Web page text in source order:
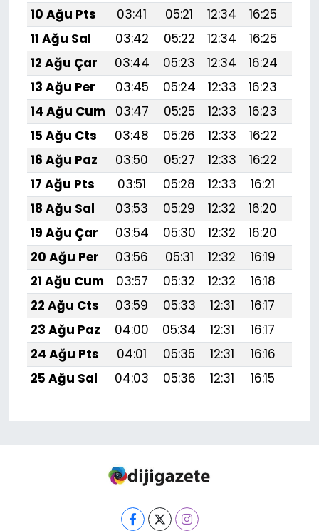
10 Ağu Pts
03:41 05:21 12:34 16:25
11 Ağu Sal
03:42 05:22 12:34 16:25
12 Ağu Çar
03:44 05:23 12:34 16:24
13 Ağu Per
03:45 05:24 12:33 16:23
14 Ağu Cum
03:47 05:25 12:33 16:23
15 Ağu Cts
03:48 05:26 12:33 16:22
16 Ağu Paz
03:50 05:27 12:33 16:22
17 Ağu Pts
03:51 05:28 12:33 16:21
18 Ağu Sal
03:53 05:29 12:32 16:20
19 Ağu Çar
03:54 05:30 12:32 16:20
20 Ağu Per
03:56 05:31 12:32 16:19
21 Ağu Cum
03:57 05:32 12:32 16:18
22 Ağu Cts
03:59 05:33 12:31 16:17
23 Ağu Paz
04:00 05:34 12:31 16:17
24 Ağu Pts
04:01 05:35 12:31 16:16
25 Ağu Sal
04:03 05:36 12:31 16:15